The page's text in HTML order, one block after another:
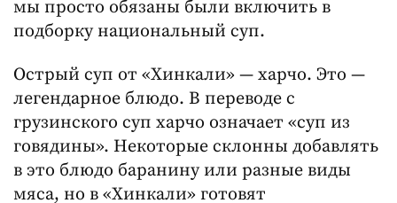
мы просто обязаны были включить в
подборку национальный суп.
Острый суп от «Хинкали» — харчо. Это —
легендарное блюдо. В переводе с
грузинского суп харчо означает «суп из
говядины». Некоторые склонны добавлять
в это блюдо баранину или разные виды
мяса, но в «Хинкали» готовят